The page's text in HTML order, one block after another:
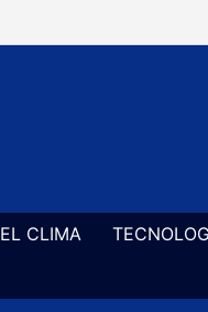
EL CLIMA